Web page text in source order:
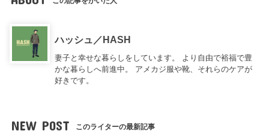
ハッシュ／HASH
妻子と幸せな暮らしをしています。 より自由で裕福で豊
かな暮らしへ前進中。 アメカジ服や靴、それらのケアが
好きです。
NEW POST このライターの最新記事